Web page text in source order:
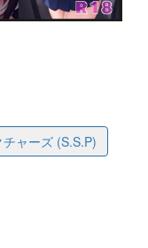
ャーズ (S.S.P)